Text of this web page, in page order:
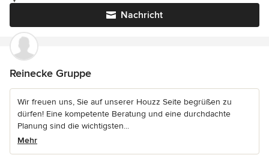
Nachricht
Reinecke Gruppe
Wir freuen uns, Sie auf unserer Houzz Seite begrüßen zu
dürfen! Eine kompetente Beratung und eine durchdachte
Planung sind die wichtigsten...
Mehr